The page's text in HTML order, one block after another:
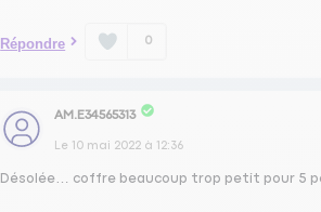
Répondre 0
AM.E34565313
Le 10 mai 2022 à 12:36
Désolée… coffre beaucoup trop petit pour 5